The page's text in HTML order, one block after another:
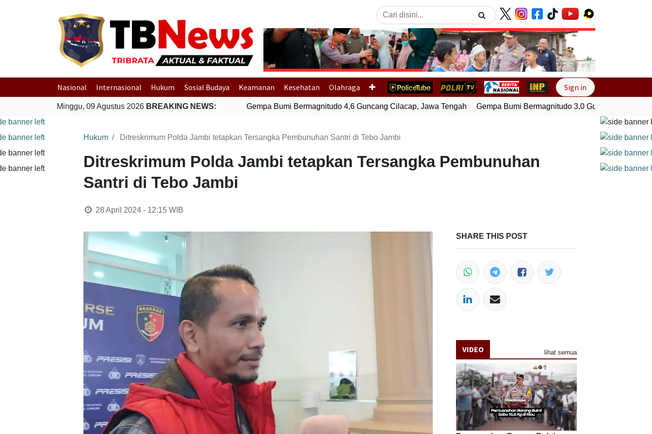
Previous Next
Nasional Internasional Hukum Sosial Budaya Keamanan Kesehatan Olahraga Sign in
Minggu, 09 Agustus 2026 BREAKING NEWS: Gempa Bumi Bermagnitudo 4,6 Guncang Cilacap, Jawa Tengah Gempa Bumi Bermagnitudo 3,0 Guncang Pesisir
Hukum Ditreskrimum Polda Jambi tetapkan Tersangka Pembunuhan Santri di Tebo Jambi
Ditreskrimum Polda Jambi tetapkan Tersangka Pembunuhan
Santri di Tebo Jambi
28 April 2024 - 12:15WIB
SHARE THIS POST
VIDEO lihat semua